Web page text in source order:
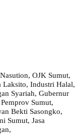
OJK Sumut,
Laksito, Industri Halal,
Syariah, Gubernur
Sumut,
Bekti Sasongko,
Sumut, Jasa